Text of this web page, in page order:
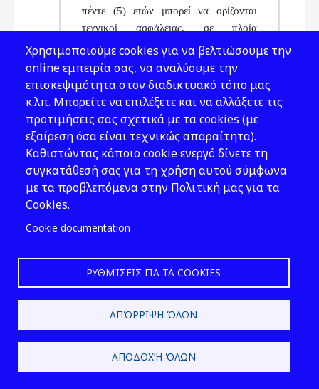
πέντε (5) ετών μπορεί να ορίζονται
τεχνικοί ασφάλειας, σε πλοία
ξαρτήτως χωρητικότητας, εφόσον ο
αριθμός των απα
σχολουμένων ατόμων
είναι μικρότερος από πενήντα
Όσον αφορά τις ειδικότητες και την
των πτυχιούχων ΤΕΙ
ισχύουν τα αναφερόμενα στην
ράγραφο 1 του παρόντος άρθρου.»
3. Η παράβαση των διατάξεων που
αφορούν την ασφά λεια και την υγεία
από τις 18.10.1985 και περιέχονται σε
οποίες έχουν εκδοθεί κατ’
εξουσιοδότηση του άρθρου 6 του
των περί υγιεινήςκαι ασφαλείας των
εργατών κ.λπ. διατάξεων» (Α ́ 200),
διοικητικών και ποινικών
Χρησιμοποιούμε cookies για να βελτιώσουμε την
online εμπειρία σας, να αναλύουμε την
επισκεψιμότητα στον διαδικτυακό τόπο μας
κ.λπ. Μπορείτε να επιλέξετε και να αλλάξετε τις
προτιμήσεις σας σχετικά με τα cookies (με
εξαίρεση όσα είναι τεχνικώς απαραίτητα).
Καθιστώντας κάποιο cookie ενεργό δίνετε τη
συγκατάθεσή σας για τη χρήση αυτού σύμφωνα
με τα προβλεπόμενα στην Πολιτική μας για τα
Cookies.
Cookie documentation
ΡΥΘΜΊΣΕΙΣ ΓΙΑ ΤΑ COOKIES
ΑΠΌΡΡΙΨΗ ΌΛΩΝ
ΑΠΟΔΟΧΉ ΌΛΩΝ